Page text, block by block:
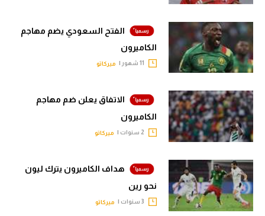
كرة طائرة
الوطن العربي
رياضة نسائية
آسيا
ركن الألعاب
الفتح السعودي يضم مهاجم
الكاميرون
ميركاتو
الاتفاق يعلن ضم مهاجم
الكاميرون
ميركاتو
هداف الكاميرون يترك ليون
نحو رين
ميركاتو